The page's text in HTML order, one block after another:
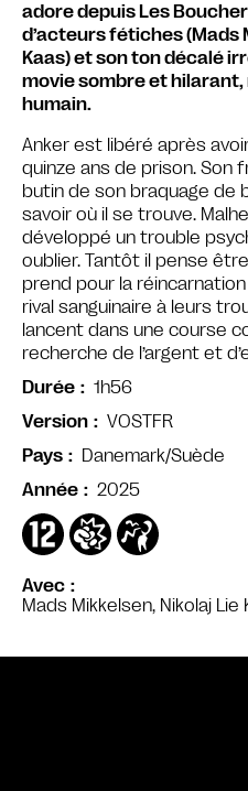
Avec
Mads Mikkelsen, Nikolaj Lie
adore depuis Les
d’acteurs fétiches (Mads
Kaas) et son ton décalé
movie sombre et
humain.
Anker est libéré après
quinze ans de prison. Son
butin de son braquage de
savoir où il se trouve.
développé un trouble
oublier. Tantôt il pense
prend pour la
rival sanguinaire à leurs
lancent dans une course
recherche de l’argent et
Durée
1h56
Version
VOSTFR
Pays
Danemark/Suède
Année
2025